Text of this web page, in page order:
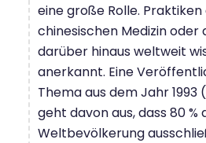
eine große Rolle.
chinesischen Medizin oder
darüber hinaus weltweit
anerkannt. Eine
Thema aus dem Jahr 1993
geht davon aus, dass 80 %
Weltbevölkerung